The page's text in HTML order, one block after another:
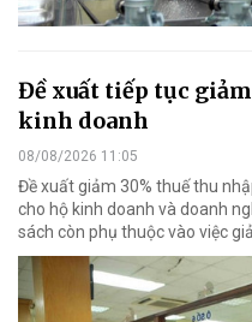
Đề xuất tiếp tục
kinh doanh
08/08/2026 11:05
Đề xuất giảm 30% thuế thu
cho hộ kinh doanh và doanh
sách còn phụ thuộc vào việc